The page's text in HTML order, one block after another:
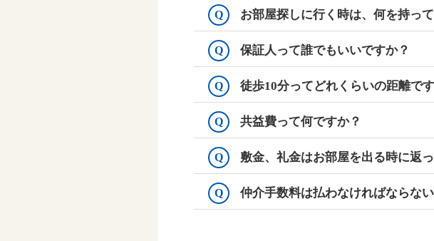
Q お部屋探しに行く時は、何を持っ
Q 保証人って誰でもいいですか？
Q 徒歩10分ってどれくらいの距離で
Q 共益費って何ですか？
Q 敷金、礼金はお部屋を出る時に返
Q 仲介手数料は払わなければならな